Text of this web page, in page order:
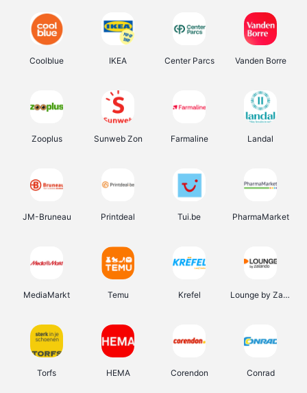
Coolblue IKEA Center Parcs Vanden Borre
Zooplus Sunweb Zon Farmaline Landal
JM-Bruneau Printdeal Tui.be PharmaMarket
MediaMarkt Temu Krefel Lounge by Zalando
Torfs HEMA Corendon Conrad